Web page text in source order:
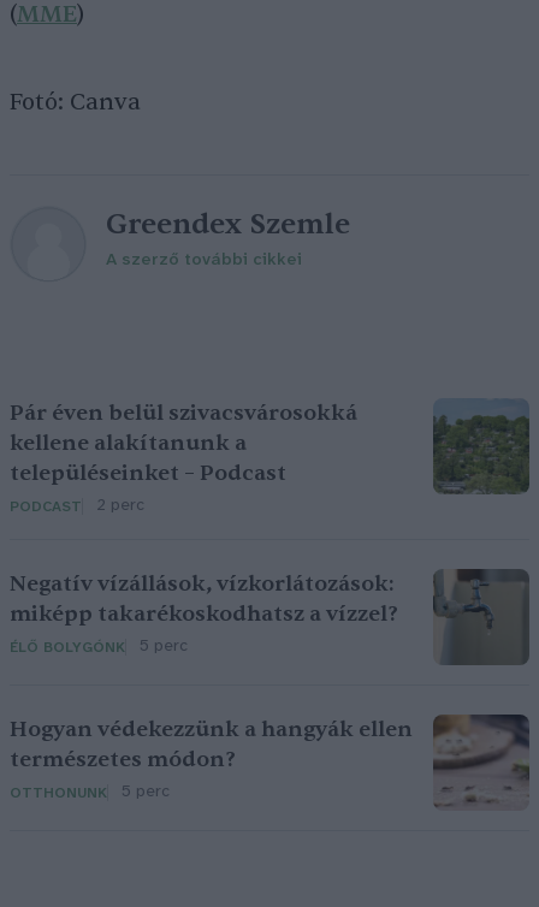
(MME)
Fotó: Canva
Greendex Szemle
A szerző további cikkei
Pár éven belül szivacsvárosokká
kellene alakítanunk a
településeinket – Podcast
PODCAST 2 perc
Negatív vízállások, vízkorlátozások:
miképp takarékoskodhatsz a vízzel?
ÉLŐ BOLYGÓNK 5 perc
Hogyan védekezzünk a hangyák ellen
természetes módon?
OTTHONUNK 5 perc